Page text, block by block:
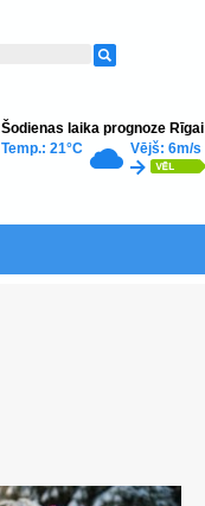
Šodienas laika prognoze Rīgai
Temp.: 21°C
Vējš: 6m/s